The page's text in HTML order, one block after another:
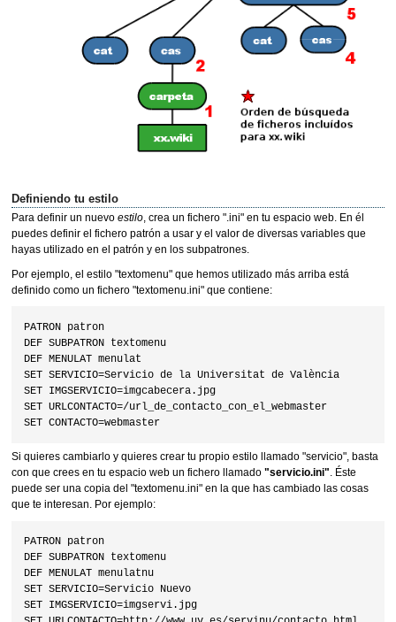
Definiendo tu estilo
Para definir un nuevo estilo, crea un fichero ".ini" en tu espacio web. En él
puedes definir el fichero patrón a usar y el valor de diversas variables que
hayas utilizado en el patrón y en los subpatrones.
Por ejemplo, el estilo "textomenu" que hemos utilizado más arriba está
definido como un fichero "textomenu.ini" que contiene:
PATRON patron
DEF SUBPATRON textomenu
DEF MENULAT menulat
SET SERVICIO=Servicio de la Universitat de València
SET IMGSERVICIO=imgcabecera.jpg
SET URLCONTACTO=/url_de_contacto_con_el_webmaster
Si quieres cambiarlo y quieres crear tu propio estilo llamado "servicio", basta
con que crees en tu espacio web un fichero llamado "servicio.ini". Éste
puede ser una copia del "textomenu.ini" en la que has cambiado las cosas
que te interesan. Por ejemplo:
PATRON patron
DEF SUBPATRON textomenu
DEF MENULAT menulatnu
SET SERVICIO=Servicio Nuevo
SET IMGSERVICIO=imgservi.jpg